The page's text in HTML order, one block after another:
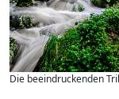
Die beeindruckenden